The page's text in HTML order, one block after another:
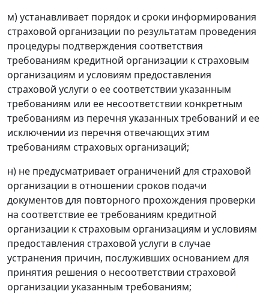
м) устанавливает порядок и сроки информирования
страховой организации по результатам проведения
процедуры подтверждения соответствия
требованиям кредитной организации к страховым
организациям и условиям предоставления
страховой услуги о ее соответствии указанным
требованиям или ее несоответствии конкретным
требованиям из перечня указанных требований и ее
исключении из перечня отвечающих этим
требованиям страховых организаций;
н) не предусматривает ограничений для страховой
организации в отношении сроков подачи
документов для повторного прохождения проверки
на соответствие ее требованиям кредитной
организации к страховым организациям и условиям
предоставления страховой услуги в случае
устранения причин, послуживших основанием для
принятия решения о несоответствии страховой
организации указанным требованиям;